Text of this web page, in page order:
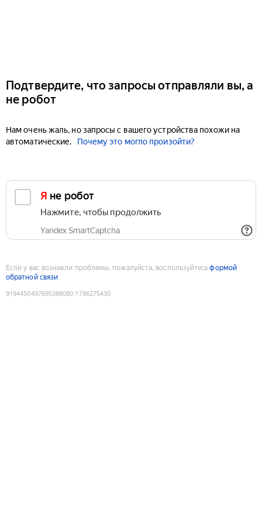
Подтвердите, что запросы отправляли вы, а
не робот
Нам очень жаль, но запросы с вашего устройства похожи на
автоматические.
Почему это могло произойти?
Я не робот
Нажмите, чтобы продолжить
Yandex SmartCaptcha
Если у вас возникли проблемы, пожалуйста, воспользуйтесьформой
обратной связи
9194450497695388080:1786275430